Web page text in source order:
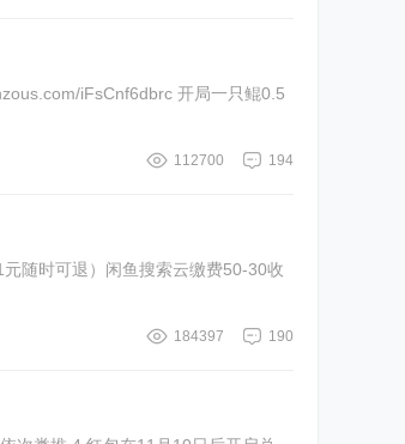
194
112700
随时可退）闲鱼搜索云缴费50-30收
190
184397